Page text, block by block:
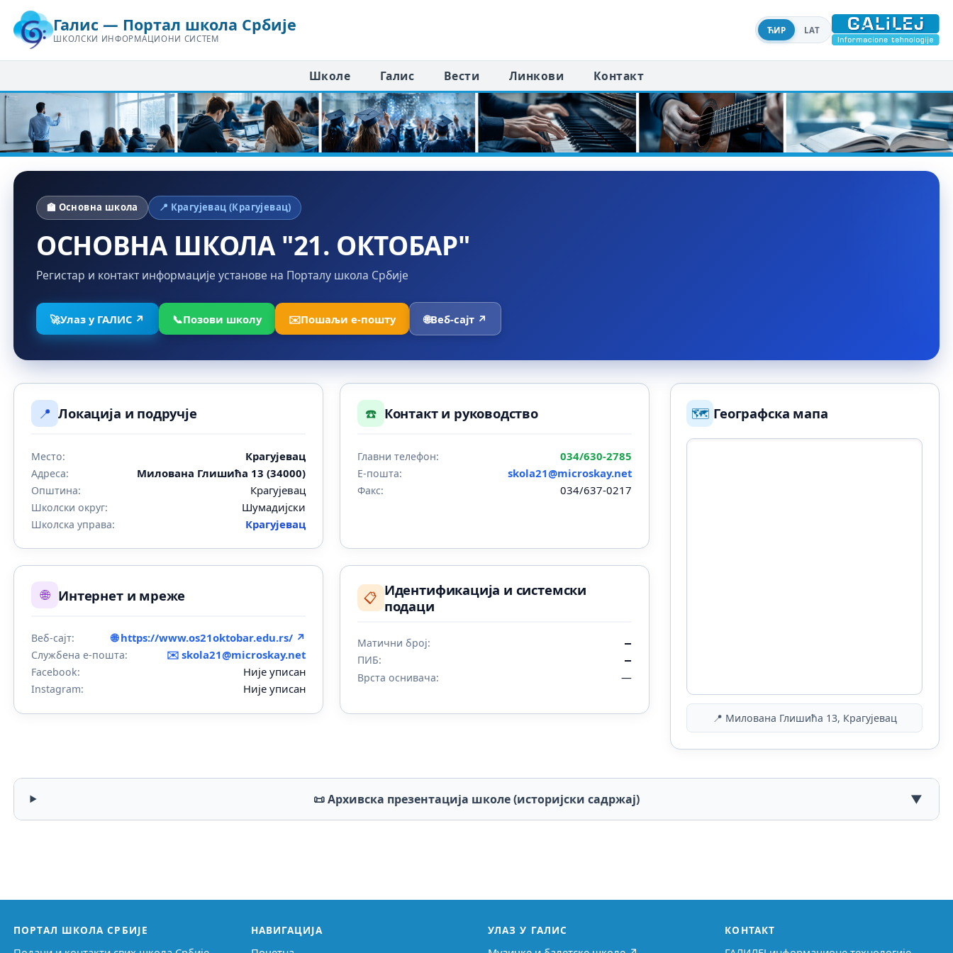
Галис — Портал школа Србије
ШКОЛСКИ ИНФОРМАЦИОНИ СИСТЕМ
ЋИР LAT
Школе Галис Вести Линкови Контакт
🏫 Основна школа 📍 Крагујевац (Крагујевац)
ОСНОВНА ШКОЛА "21. ОКТОБАР"
Регистар и контакт информације установе на Порталу школа Србије
🚀Улаз у ГАЛИС ↗ 📞Позови школу ✉️Пошаљи е-пошту 🌐Веб-сајт ↗
📍 Локација и подручје
Место: Крагујевац
Адреса: Милована Глишића 13 (34000)
Општина: Крагујевац
Школски округ: Шумадијски
Школска управа: Крагујевац
☎️ Контакт и руководство
Главни телефон: 034/630-2785
Е-пошта: skola21@microskay.net
Факс: 034/637-0217
🌐 Интернет и мреже
Веб-сајт: 🌐 https://www.os21oktobar.edu.rs/ ↗
Службена е-пошта: ✉️skola21@microskay.net
Facebook: Није уписан
Instagram: Није уписан
📋 Идентификација и системски
подаци
Матични број: —
ПИБ: —
Врста оснивача: —
🗺️ Географска мапа
📍 Милована Глишића 13, Крагујевац
📜 Архивска презентација школе (историјски садржај) ▼
ПОРТАЛ ШКОЛА СРБИЈЕ НАВИГАЦИЈА УЛАЗ У ГАЛИС КОНТАКТ